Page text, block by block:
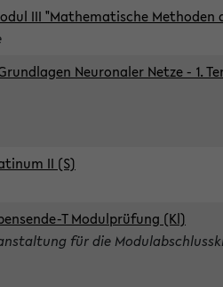
III "Mathematische Methoden
Neuronaler Netze - 1.
II (S)
T Modulprüfung (Kl)
für die